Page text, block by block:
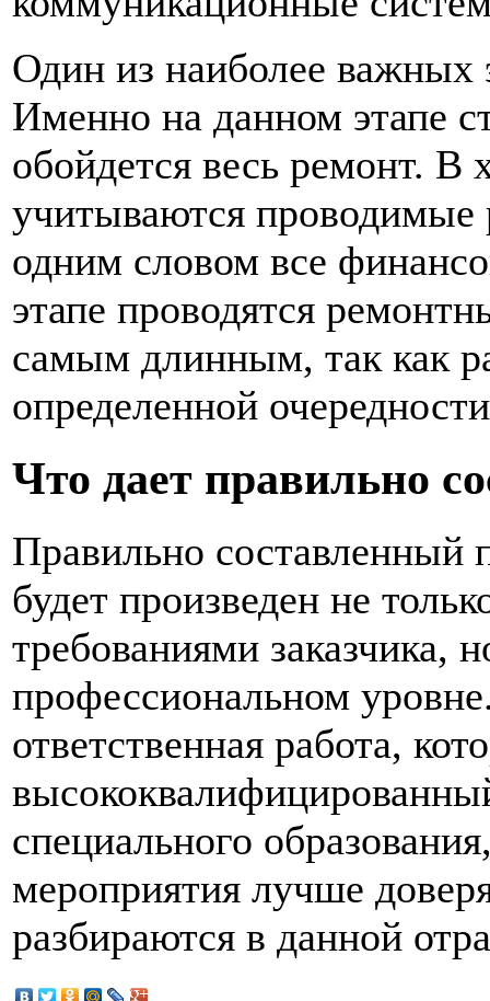
Один из наиболее важных
Именно на данном этапе
обойдется весь ремонт. В
учитываются проводимые
одним словом все
этапе проводятся
самым длинным, так как
определенной
Что дает правильно
Правильно составленный
будет произведен не
требованиями заказчика,
профессиональном
ответственная работа,
специального
мероприятия лучше
разбираются в данной